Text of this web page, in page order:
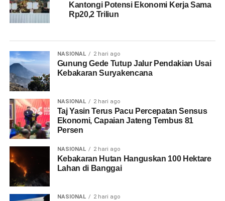
Kantongi Potensi Ekonomi Kerja Sama
Rp20,2 Triliun
NASIONAL 2 hari ago
Gunung Gede Tutup Jalur Pendakian Usai
Kebakaran Suryakencana
NASIONAL 2 hari ago
Taj Yasin Terus Pacu Percepatan Sensus
Ekonomi, Capaian Jateng Tembus 81
Persen
NASIONAL 2 hari ago
Kebakaran Hutan Hanguskan 100 Hektare
Lahan di Banggai
NASIONAL 2 hari ago